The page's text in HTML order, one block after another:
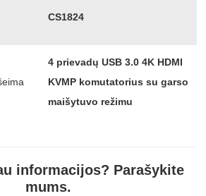
CS1824
4 prievadų USB 3.0 4K HDMI
KVMP komutatorius su garso
maišytuvo režimu
informacijos? Parašykite
mums.